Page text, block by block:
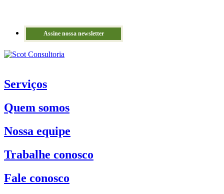
Assine nossa newsletter
Serviços
Quem somos
Nossa equipe
Trabalhe conosco
Fale conosco